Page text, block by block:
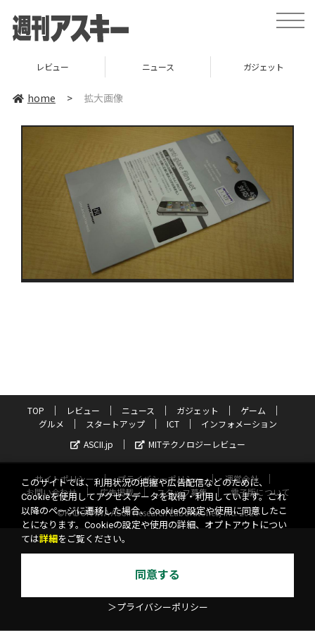
toggle
レビュー ニュース ガジェット
home > 拡大画像
TOP レビュー ニュース ガジェット
ゲーム
グルメ
スタートアップ ICT
インフォメーション
ASCII.jp
MITテクノロジーレビュー
サイトポリシー プライバシーポリシー
運営会社
お問い合わせ
広告掲載 スタッフ募集
電子版について
©KADOKAWA ASCII Research Laboratories, Inc. 2026
このサイトでは、利用状況の把握や広告配信などのために、
Cookieを使用してアクセスデータを取得・利用しています。これ
以降のページに遷移した場合、Cookieの設定や使用に同意したこ
とになります。Cookieの設定や使用の詳細、オプトアウトについ
ては詳細 をご覧ください。
同意する
＞プライバシーポリシー